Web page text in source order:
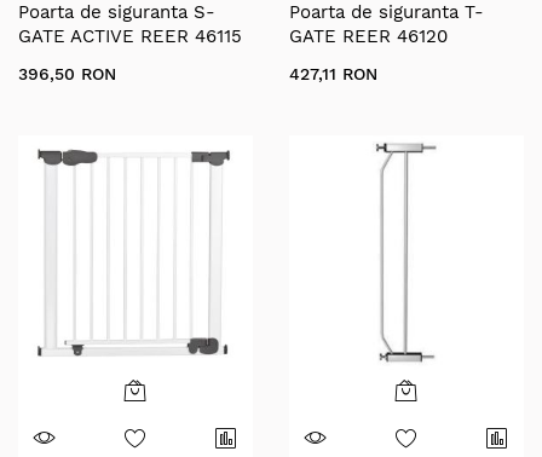
Poarta de siguranta S-
GATE ACTIVE REER 46115
396,50 RON
Poarta de siguranta T-
GATE REER 46120
427,11 RON